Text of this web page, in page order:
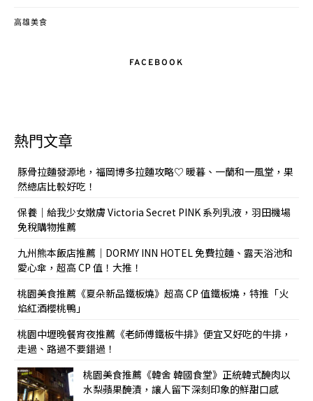
高雄美食
FACEBOOK
熱門文章
豚骨拉麵發源地，福岡博多拉麵攻略♡ 暖暮、一蘭和一風堂，果
然總店比較好吃！
保養｜給我少女嫩膚 Victoria Secret PINK 系列乳液，羽田機場
免稅購物推薦
九州熊本飯店推薦｜DORMY INN HOTEL 免費拉麵、露天浴池和
愛心傘，超高 CP 值！大推！
桃園美食推薦《夏朵新品鐵板燒》超高 CP 值鐵板燒，特推「火
焰紅酒櫻桃鴨」
桃園中壢晚餐宵夜推薦《老師傅鐵板牛排》便宜又好吃的牛排，
走過、路過不要錯過！
桃園美食推薦《韓舍 韓國食堂》正統韓式醃肉以
水梨蘋果醃漬，讓人留下深刻印象的鮮甜口感